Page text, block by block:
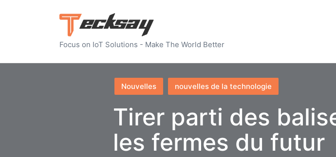
Focus on IoT Solutions - Make The World Better
Posted
in
Nouvelles nouvelles de la technologie
Tirer parti des
les fermes du futur